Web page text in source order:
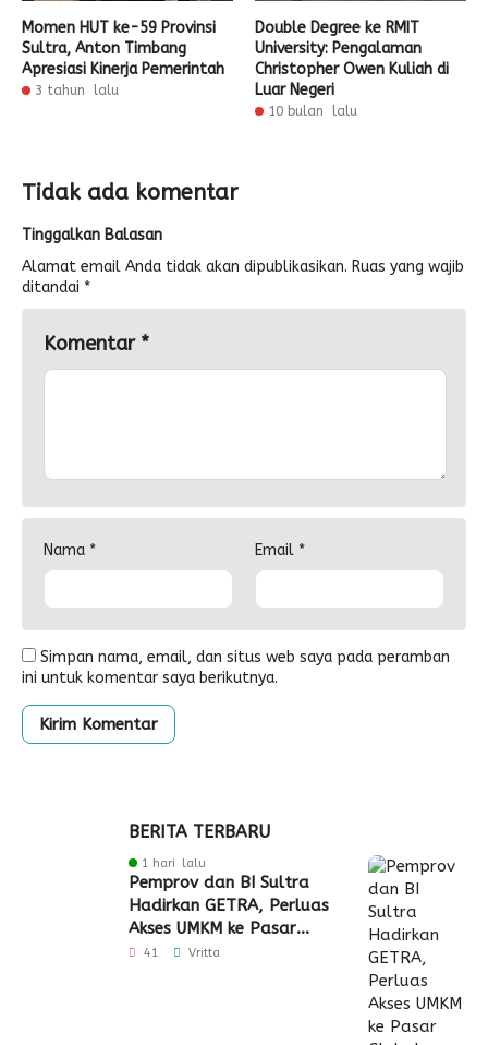
Momen HUT ke-59 Provinsi
Sultra, Anton Timbang
Apresiasi Kinerja Pemerintah
3 tahun lalu
Double Degree ke RMIT
University: Pengalaman
Christopher Owen Kuliah di
Luar Negeri
10 bulan lalu
Tidak ada komentar
Tinggalkan Balasan
Alamat email Anda tidak akan dipublikasikan. Ruas yang wajib
ditandai *
Komentar *
Nama * Email *
Simpan nama, email, dan situs web saya pada peramban
ini untuk komentar saya berikutnya.
BERITA TERBARU
1 hari lalu
Pemprov dan BI Sultra
Hadirkan GETRA, Perluas
Akses UMKM ke Pasar
Global
41 Vritta